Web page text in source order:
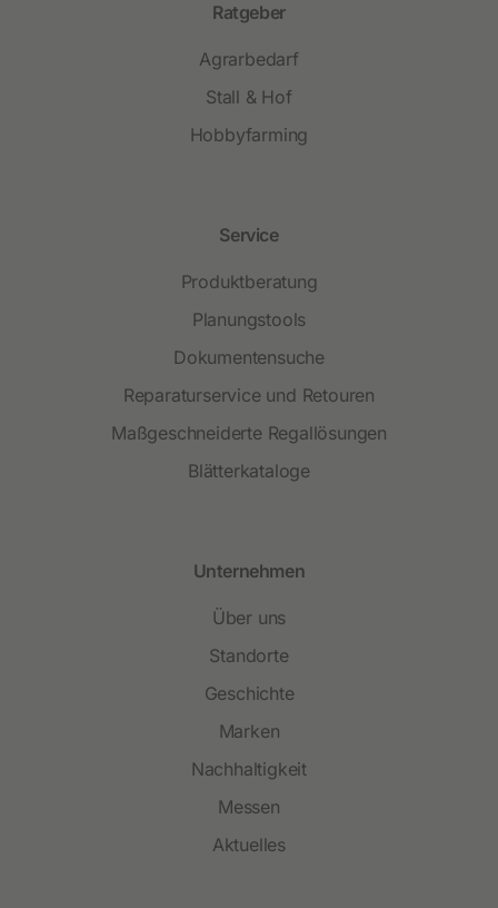
Ratgeber
Agrarbedarf
Stall & Hof
Hobbyfarming
Service
Produktberatung
Planungstools
Dokumentensuche
Reparaturservice und Retouren
Maßgeschneiderte Regallösungen
Blätterkataloge
Unternehmen
Über uns
Standorte
Geschichte
Marken
Nachhaltigkeit
Messen
Aktuelles